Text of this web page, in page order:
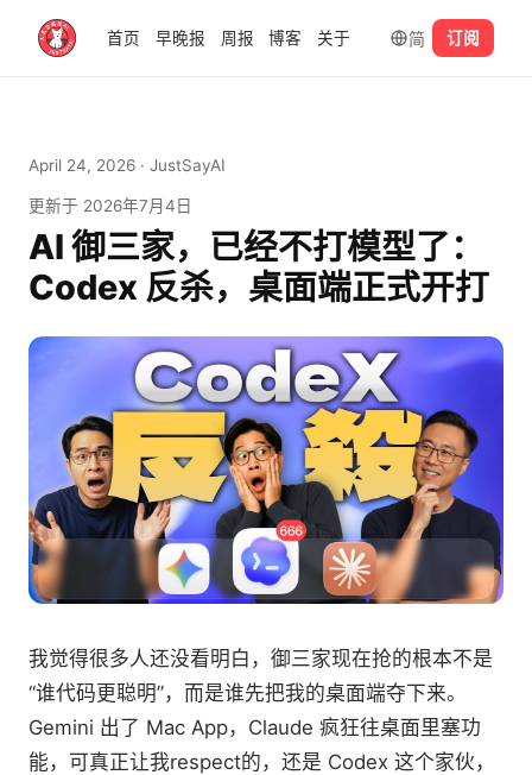
首页 早晚报 周报 博客 关于 简 订阅
April 24, 2026 · JustSayAI
更新于 2026年7月4日
AI 御三家，已经不打模型了：
Codex 反杀，桌面端正式开打
我觉得很多人还没看明白，御三家现在抢的根本不是
“谁代码更聪明”，而是谁先把我的桌面端夺下来。
Gemini 出了 Mac App，Claude 疯狂往桌面里塞功
能，可真正让我respect的，还是 Codex 这个家伙，